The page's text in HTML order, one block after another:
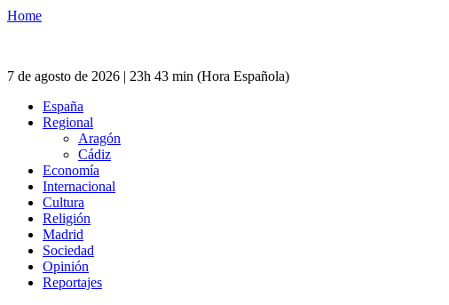
Home
7 de agosto de 2026 | 23h 43 min (Hora Española)
España
Regional
Aragón
Cádiz
Economía
Internacional
Cultura
Religión
Madrid
Sociedad
Opinión
Reportajes